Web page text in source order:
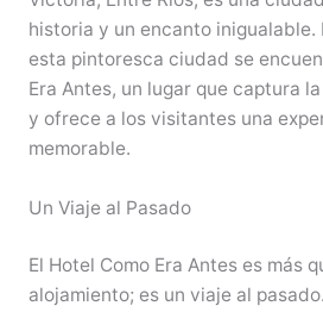
historia y un encanto inigualable.
esta pintoresca ciudad se
Era Antes, un lugar que captura
y ofrece a los visitantes una
memorable.
Un Viaje al Pasado
El Hotel Como Era Antes es más
alojamiento; es un viaje al